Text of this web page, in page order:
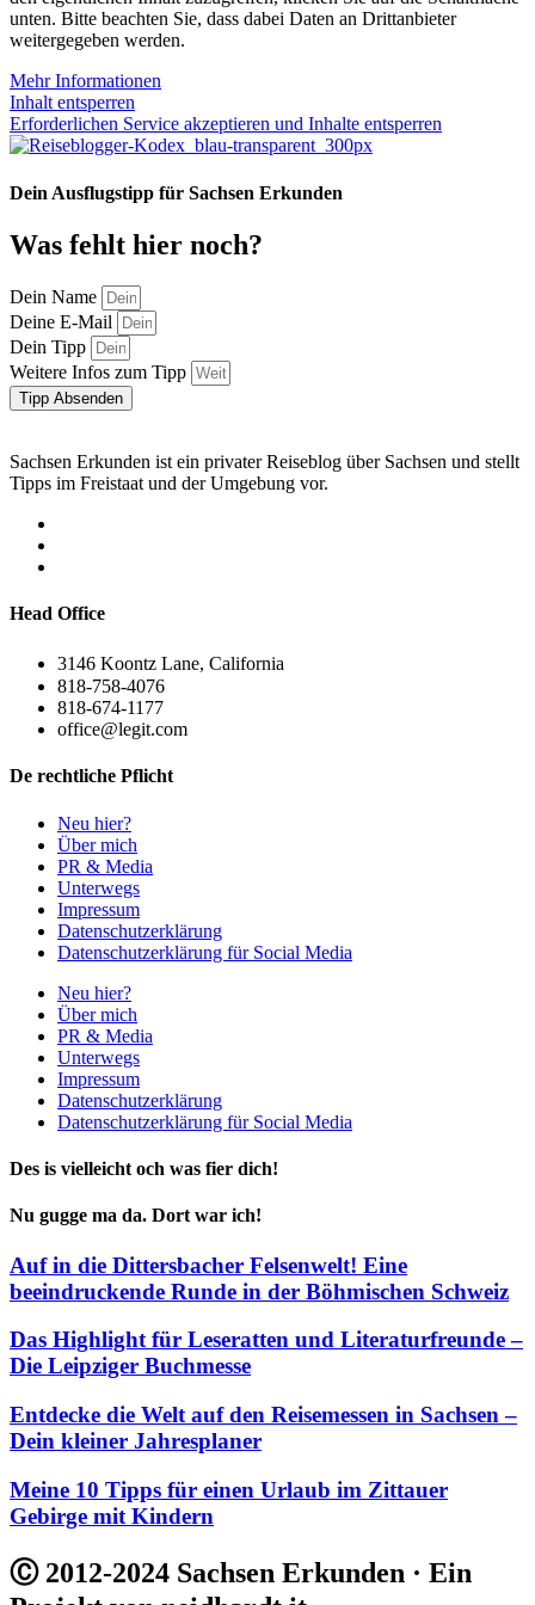
unten. Bitte beachten Sie, dass dabei Daten an Drittanbieter
weitergegeben werden.
Mehr Informationen
Inhalt entsperren
Erforderlichen Service akzeptieren und Inhalte entsperren
Dein Ausflugstipp für Sachsen Erkunden
Was fehlt hier noch?
Dein Name
Deine E-Mail
Dein Tipp
Weitere Infos zum Tipp
Tipp Absenden
Sachsen Erkunden ist ein privater Reiseblog über Sachsen und stellt
Tipps im Freistaat und der Umgebung vor.
Head Office
3146 Koontz Lane, California
818-758-4076
818-674-1177
office@legit.com
De rechtliche Pflicht
Neu hier?
Über mich
PR & Media
Unterwegs
Impressum
Datenschutzerklärung
Datenschutzerklärung für Social Media
Neu hier?
Über mich
PR & Media
Unterwegs
Impressum
Datenschutzerklärung
Datenschutzerklärung für Social Media
Des is vielleicht och was fier dich!
Nu gugge ma da. Dort war ich!
Auf in die Dittersbacher Felsenwelt! Eine
beeindruckende Runde in der Böhmischen Schweiz
Das Highlight für Leseratten und Literaturfreunde –
Die Leipziger Buchmesse
Entdecke die Welt auf den Reisemessen in Sachsen –
Dein kleiner Jahresplaner
Meine 10 Tipps für einen Urlaub im Zittauer
Gebirge mit Kindern
Ⓒ 2012-2024 Sachsen Erkunden · Ein